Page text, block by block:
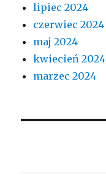
lipiec 2024
czerwiec 2024
maj 2024
kwiecień 2024
marzec 2024